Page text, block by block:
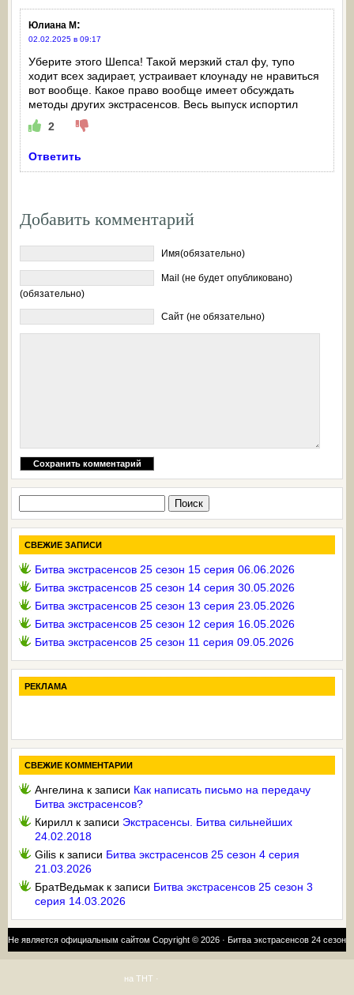
Юлиана М :
02.02.2025 в 09:17
Уберите этого Шепса! Такой мерзкий стал фу, тупо
ходит всех задирает, устраивает клоунаду не нравиться
вот вообще. Какое право вообще имеет обсуждать
методы других экстрасенсов. Весь выпуск испортил
2
Ответить
Добавить комментарий
Имя(обязательно)
Mail (не будет опубликовано)
(обязательно)
Сайт (не обязательно)
СВЕЖИЕ ЗАПИСИ
Битва экстрасенсов 25 сезон 15 серия 06.06.2026
Битва экстрасенсов 25 сезон 14 серия 30.05.2026
Битва экстрасенсов 25 сезон 13 серия 23.05.2026
Битва экстрасенсов 25 сезон 12 серия 16.05.2026
Битва экстрасенсов 25 сезон 11 серия 09.05.2026
РЕКЛАМА
СВЕЖИЕ КОММЕНТАРИИ
Ангелина к записи Как написать письмо на передачу
Битва экстрасенсов?
Кирилл к записи Экстрасенсы. Битва сильнейших
24.02.2018
Gilis к записи Битва экстрасенсов 25 сезон 4 серия
21.03.2026
БратВедьмак к записи Битва экстрасенсов 25 сезон 3
серия 14.03.2026
Не является официальным сайтом Copyright © 2026 · Битва экстрасенсов 24 сезон
на ТНТ ·